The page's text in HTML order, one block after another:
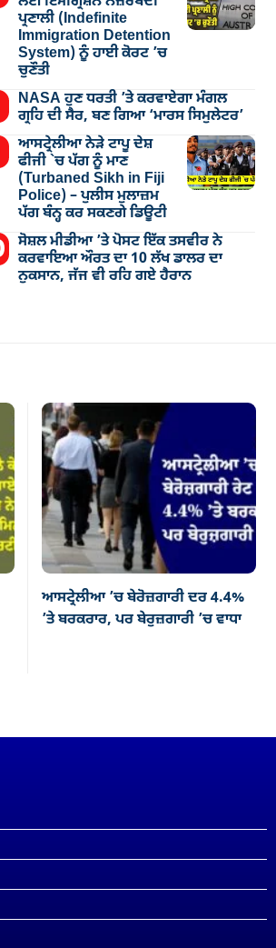
ਪ੍ਰਣਾਲੀ (Indefinite
Immigration Detention
System) ਨੂੰ ਹਾਈ ਕੋਰਟ ’ਚ
ਚੁਣੌਤੀ
NASA ਹੁਣ ਧਰਤੀ ’ਤੇ ਕਰਵਾਏਗਾ ਮੰਗਲ
ਗ੍ਰਹਿ ਦੀ ਸੈਰ, ਬਣ ਗਿਆ ‘ਮਾਰਸ ਸਿਮੁਲੇਟਰ’
ਆਸਟ੍ਰੇਲੀਆ ਨੇੜੇ ਟਾਪੂ ਦੇਸ਼
ਫੀਜੀ `ਚ ਪੱਗ ਨੂੰ ਮਾਣ
(Turbaned Sikh in Fiji
Police) – ਪੁਲੀਸ ਮੁਲਾਜ਼ਮ
ਪੱਗ ਬੰਨ੍ਹ ਕਰ ਸਕਣਗੇ ਡਿਊਟੀ
ਸੋਸ਼ਲ ਮੀਡੀਆ ’ਤੇ ਪੋਸਟ ਇੱਕ ਤਸਵੀਰ ਨੇ
ਕਰਵਾਇਆ ਔਰਤ ਦਾ 10 ਲੱਖ ਡਾਲਰ ਦਾ
ਨੁਕਸਾਨ, ਜੱਜ ਵੀ ਰਹਿ ਗਏ ਹੈਰਾਨ
ਆਸਟ੍ਰੇਲੀਆ ’ਚ ਬੇਰੋਜ਼ਗਾਰੀ ਦਰ 4.4%
’ਤੇ ਬਰਕਰਾਰ, ਪਰ ਬੇਰੁਜ਼ਗਾਰੀ ’ਚ ਵਾਧਾ